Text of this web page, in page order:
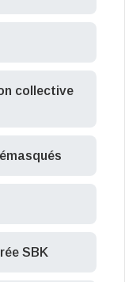
collective
SBK